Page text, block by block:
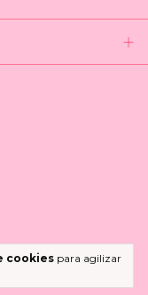
cookies para agilizar
reservados.